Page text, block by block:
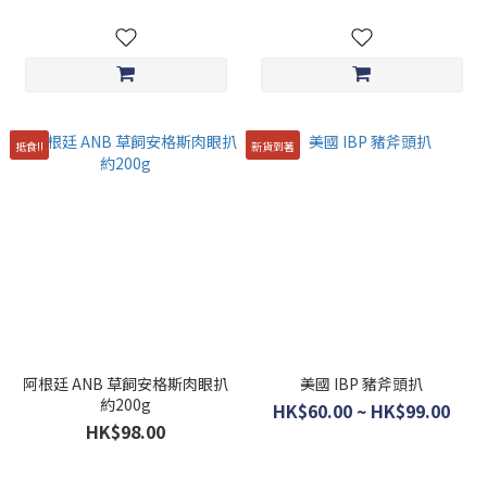
抵食!!
阿根廷 ANB 草飼安格斯肉眼扒
約200g
HK$98.00
新貨到著
美國 IBP 豬斧頭扒
HK$60.00 ~ HK$99.00